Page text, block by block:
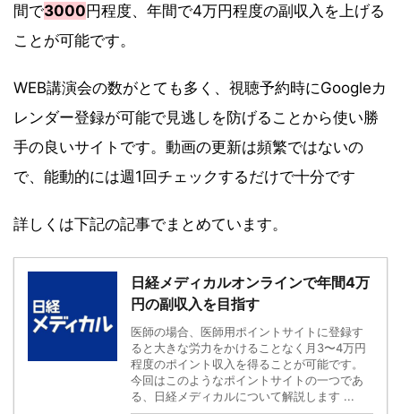
間で3000円程度、年間で4万円程度の副収入を上げる
ことが可能です。
WEB講演会の数がとても多く、視聴予約時にGoogleカ
レンダー登録が可能で見逃しを防げることから使い勝
手の良いサイトです。動画の更新は頻繁ではないの
で、能動的には週1回チェックするだけで十分です
詳しくは下記の記事でまとめています。
日経メディカルオンラインで年間4万
円の副収入を目指す
医師の場合、医師用ポイントサイトに登録す
ると大きな労力をかけることなく月3〜4万円
程度のポイント収入を得ることが可能です。
今回はこのようなポイントサイトの一つであ
る、日経メディカルについて解説します ...